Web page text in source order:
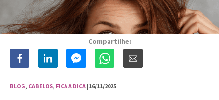
Compartilhe:
BLOG, CABELOS, FICA A DICA| 16/11/2025